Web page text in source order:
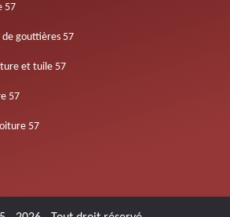
57
de gouttières 57
et tuile 57
57
57